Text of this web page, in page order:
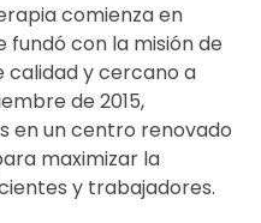
comienza en
fundó con la misión de
calidad y cercano a
de 2015,
en un centro renovado
maximizar la
y trabajadores.